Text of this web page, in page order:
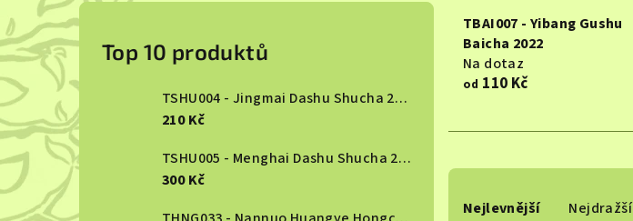
P
o
s
t
r
Top 10 produktů
TSHU004 - Jingmai Dashu Shucha 2013
210 Kč
TSHU005 - Menghai Dashu Shucha 2015
300 Kč
TBAI007 - Yibang Gushu
Baicha 2022
Na dotaz
od 110 Kč
Ř
Nejlevnější Nejdražší